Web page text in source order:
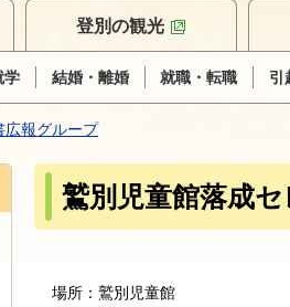
学 結婚・離婚 就職・転職 引
登別の観光
広報グループ
鷲別児童館落成
場所：鷲別児童館